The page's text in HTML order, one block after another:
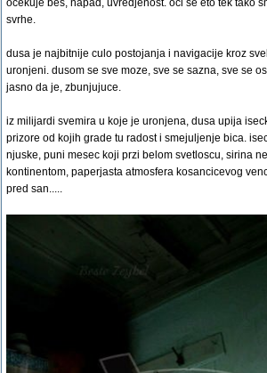
ocekuje bes, napad, uvredjenost. oci se eto tek tako
svrhe.
dusa je najbitnije culo postojanja i navigacije kroz
uronjeni. dusom se sve moze, sve se sazna, sve se
jasno da je, zbunjujuce.
iz milijardi svemira u koje je uronjena, dusa upija
prizore od kojih grade tu radost i smejuljenje bica.
njuske, puni mesec koji przi belom svetloscu, sirina
kontinentom, paperjasta atmosfera kosancicevog
pred san.....